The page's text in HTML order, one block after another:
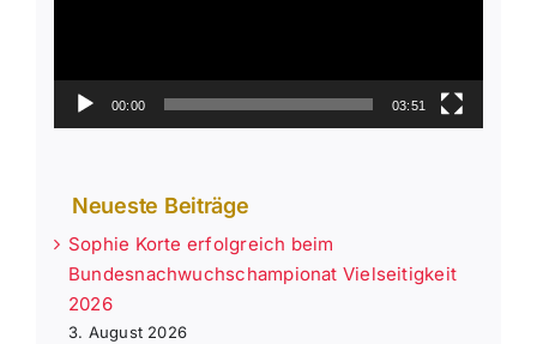
00:00 03:51
Neueste Beiträge
Sophie Korte erfolgreich beim
Bundesnachwuchschampionat Vielseitigkeit
2026
3. August 2026